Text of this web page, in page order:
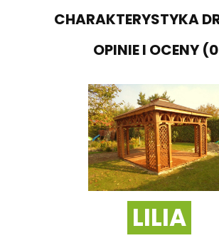
CHARAKTERYSTYKA
OPINIE I OCENY
LILIA